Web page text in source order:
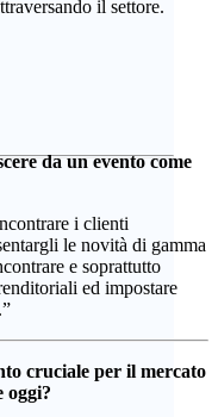
il settore.
da un evento come
i clienti
le novità di gamma
e soprattutto
ed impostare
cruciale per il mercato
oggi?